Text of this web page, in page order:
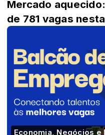
Mercado
de 781 vagas
Economia, Negócios e